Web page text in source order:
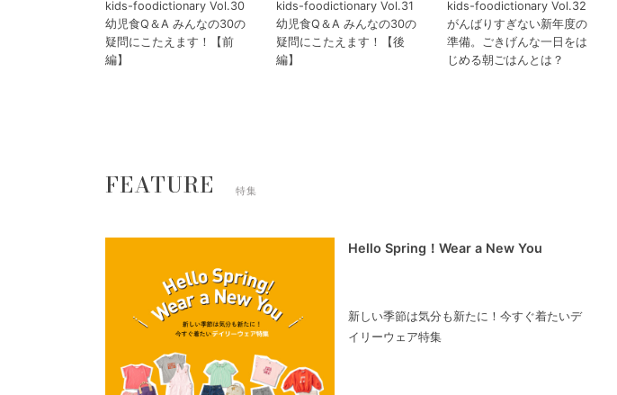
kids-foodictionary Vol.30
幼児食Q＆A みんなの30の
疑問にこたえます！【前
編】
kids-foodictionary Vol.31
幼児食Q＆A みんなの30の
疑問にこたえます！【後
編】
kids-foodictionary Vol.32
がんばりすぎない新年度の
準備。ごきげんな一日をは
じめる朝ごはんとは？
FEATURE 特集
Hello Spring！Wear a New You
新しい季節は気分も新たに！今すぐ着たいデ
イリーウェア特集